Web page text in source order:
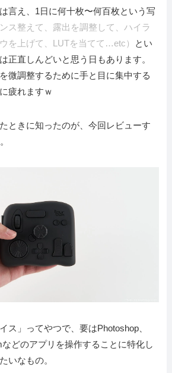
言え、1日に何十枚〜何百枚という写
ス整えて、露出を調整して、ハイラ
を上げて、LUTを当てて…etc） とい
正直しんどいと思う日もあります。
微調整するために手と目に集中する
疲れますｗ
ときに知ったのが、今回レビューす
ス」ってやつで、要はPhotoshop、
などのアプリを操作することに特化し
いなもの。